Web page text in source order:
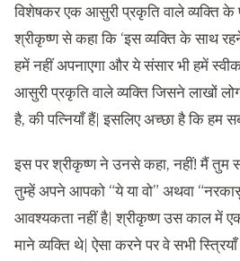
विशेषकर एक आसुरी प्रकृति वाले व्यक्ति के
श्रीकृष्ण से कहा कि ‘इस व्यक्ति के साथ
हमें नहीं अपनाएगा और ये संसार भी हमें
आसुरी प्रकृति वाले व्यक्ति जिसने लाखों
है, की पत्नियाँ हैं| इसलिए अच्छा है कि हम
इस पर श्रीकृष्ण ने उनसे कहा, नहीं! मैं तुम
तुम्हें अपने आपको “ये या वो” अथवा
आवश्यकता नहीं है| श्रीकृष्ण उस काल में एक
माने व्यक्ति थे| ऐसा करने पर वे सभी